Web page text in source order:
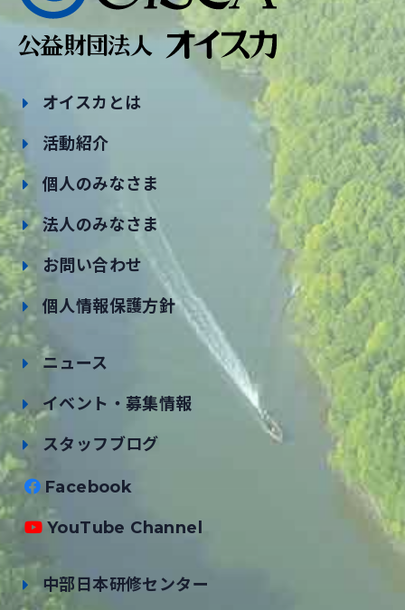
オイスカとは
活動紹介
個人のみなさま
法人のみなさま
お問い合わせ
個人情報保護方針
ニュース
イベント・募集情報
スタッフブログ
Facebook
YouTube Channel
中部日本研修センター